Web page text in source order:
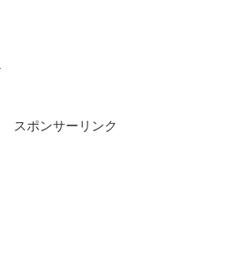
スポンサーリンク